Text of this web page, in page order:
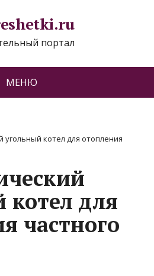
портал
МЕНЮ
угольный котел для отопления
котел для
частного